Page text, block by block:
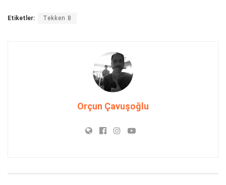
Etiketler: Tekken 8
Orçun Çavuşoğlu